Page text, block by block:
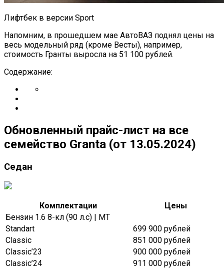
Лифтбек в версии Sport
Напомним, в прошедшем мае АвтоВАЗ поднял цены на
весь модельный ряд (кроме Весты), например,
стоимость Гранты выросла на 51 100 рублей.
Содержание:
Обновленный прайс-лист на все
семейство Granta (от 13.05.2024)
Седан
Комплектации
Цены
Бензин 1.6 8-кл (90 л.с) | MT
Standart
699 900 рублей
Classic
851 000 рублей
Classic’23
900 000 рублей
Classic’24
911 000 рублей